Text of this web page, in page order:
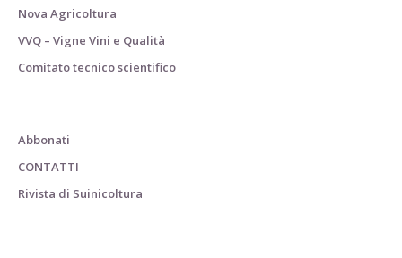
Nova Agricoltura
VVQ – Vigne Vini e Qualità
Comitato tecnico scientifico
Abbonati
CONTATTI
Rivista di Suinicoltura